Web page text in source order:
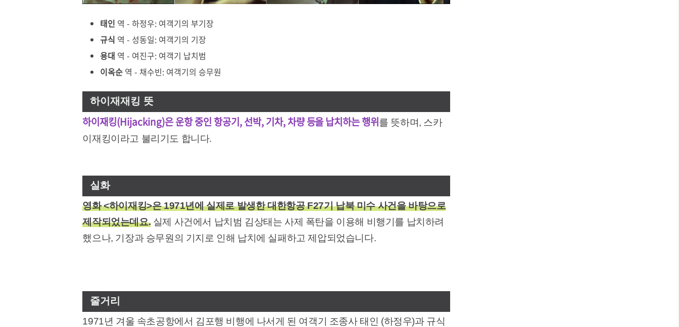
태인 역 - 하정우: 여객기의 부기장
규식 역 - 성동일: 여객기의 기장
용대 역 - 여진구: 여객기 납치범
이옥순 역 - 채수빈: 여객기의 승무원
하이재재킹 뜻
하이재킹(Hijacking)은 운항 중인 항공기, 선박, 기차, 차량 등을 납치하는 행위를 뜻하며, 스카
이재킹이라고 불리기도 합니다.
실화
영화 <하이재킹>은 1971년에 실제로 발생한 대한항공 F27기 납북 미수 사건을 바탕으로
제작되었는데요. 실제 사건에서 납치범 김상태는 사제 폭탄을 이용해 비행기를 납치하려
했으나, 기장과 승무원의 기지로 인해 납치에 실패하고 제압되었습니다.
줄거리
1971년 겨울 속초공항에서 김포행 비행에 나서게 된 여객기 조종사 태인 (하정우)과 규식